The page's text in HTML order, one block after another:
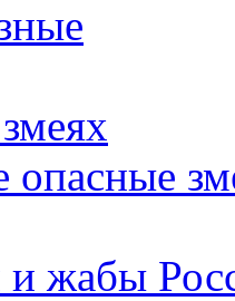
опасные
жабы